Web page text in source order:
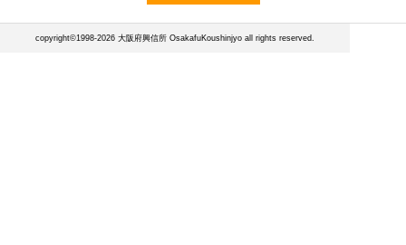
copyright©1998-2026 大阪府興信所 OsakafuKoushinjyo all rights reserved.